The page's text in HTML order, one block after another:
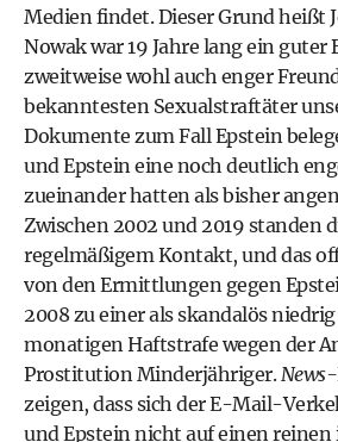
Medien findet. Dieser Grund heißt
Nowak war 19 Jahre lang ein guter
zweitweise wohl auch enger
bekanntesten Sexualstraftäter
Dokumente zum Fall Epstein
und Epstein eine noch deutlich
zueinander hatten als bisher
Zwischen 2002 und 2019 standen
regelmäßigem Kontakt, und das
von den Ermittlungen gegen
2008 zu einer als skandalös
monatigen Haftstrafe wegen der
Prostitution Minderjähriger.News-
zeigen, dass sich der E-Mail-
und Epstein nicht auf einen